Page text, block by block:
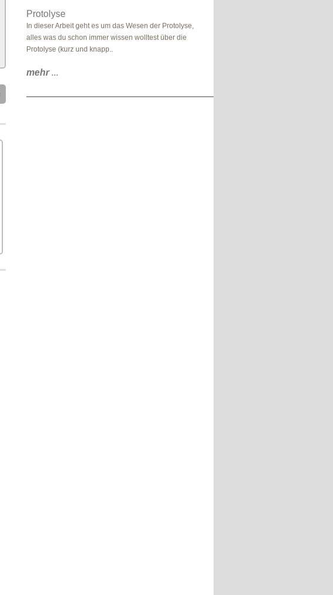
Protolyse
In dieser Arbeit geht es um das Wesen der Protolyse,
alles was du schon immer wissen wolltest über die
Protolyse (kurz und knapp..
mehr...